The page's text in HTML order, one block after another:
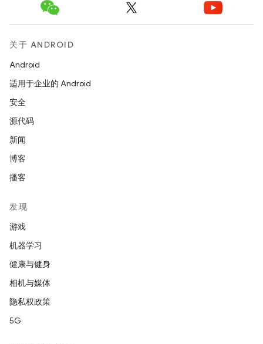
关于 ANDROID
Android
适用于企业的 Android
安全
源代码
新闻
博客
播客
发现
游戏
机器学习
健康与健身
相机与媒体
隐私权政策
5G